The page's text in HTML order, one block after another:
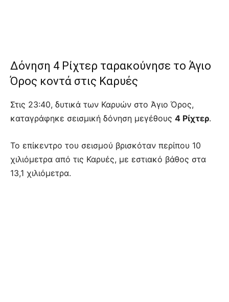
Δόνηση 4 Ρίχτερ ταρακούνησε το Άγιο
Όρος κοντά στις Καρυές
Στις 23:40, δυτικά των Καρυών στο Άγιο Όρος,
καταγράφηκε σεισμική δόνηση μεγέθους 4 Ρίχτερ.
Το επίκεντρο του σεισμού βρισκόταν περίπου 10
χιλιόμετρα από τις Καρυές, με εστιακό βάθος στα
13,1 χιλιόμετρα.